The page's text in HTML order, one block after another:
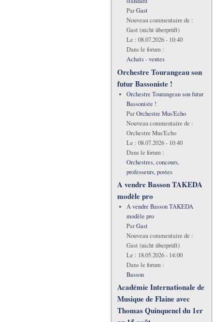
ParGast
Nouveau commentaire de :
Gast (nicht überprüft)
Le : 08.07.2026 - 10:40
Dans le forum :
Achats - ventes
Orchestre Tourangeau son
futur Bassoniste !
Orchestre Tourangeau son futur
Bassoniste !
ParOrchestre Mus'Echo
Nouveau commentaire de :
Orchestre Mus'Echo
Le : 08.07.2026 - 10:40
Dans le forum :
Orchestres, concours,
professeurs, postes
A vendre Basson TAKEDA
modèle pro
A vendre Basson TAKEDA
modèle pro
ParGast
Nouveau commentaire de :
Gast (nicht überprüft)
Le : 18.05.2026 - 14:00
Dans le forum :
Basson
Académie Internationale de
Musique de Flaine avec
Thomas Quinquenel du 1er